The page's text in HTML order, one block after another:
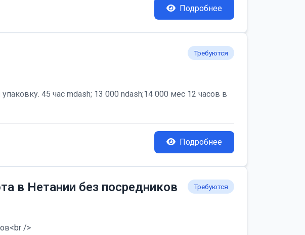
Подробнее
Требуются
45 час mdash; 13 000 ndash;14 000 мес 12 часов в
Подробнее
в Нетании без посредников Требуются
/>